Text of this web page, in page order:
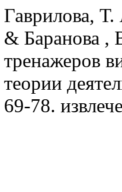
Гаврилова,
& Баранова ,
тренажеров
теории
69-78.